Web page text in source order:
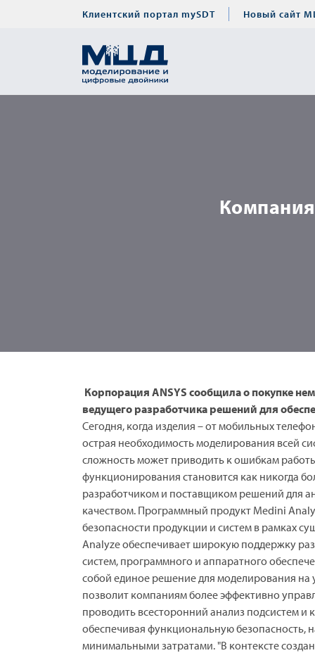
Клиентский портал mySDT Новый сайт
Корпорация ANSYS сообщила о покупке
ведущего разработчика решений для
Сегодня, когда изделия – от мобильных
острая необходимость моделирования всей
сложность может приводить к ошибкам
функционирования становится как никогда
разработчиком и поставщиком решений для
качеством. Программный продукт Medini
безопасности продукции и систем в рамках
Analyze обеспечивает широкую поддержку
систем, программного и аппаратного
собой единое решение для моделирования на
позволит компаниям более эффективно
проводить всесторонний анализ подсистем
обеспечивая функциональную безопасность,
минимальными затратами. "В контексте